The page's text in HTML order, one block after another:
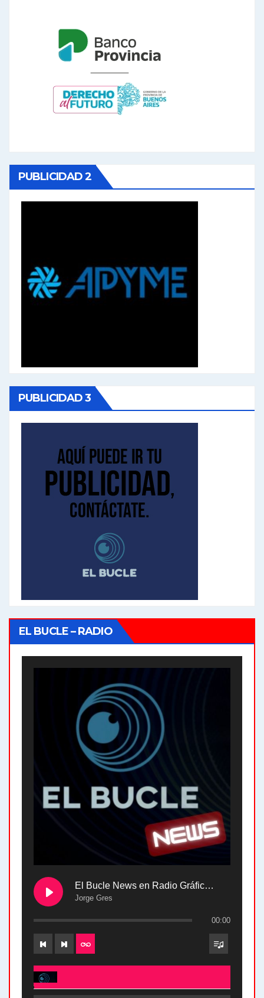
PUBLICIDAD 2
PUBLICIDAD 3
EL BUCLE – RADIO
El Bucle News en Radio Gráfica. Bloque 2 . 28.04.24
Jorge Gres
00:00
El Bucle News en Radio Gráfica. Bloque 2 . 28.04.24 - Jorge Gres